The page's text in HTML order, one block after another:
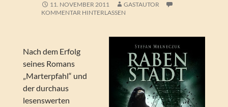
11. NOVEMBER 2011
GASTAUTOR
KOMMENTAR HINTERLASSEN
Nach dem Erfolg
seines Romans
„Marterpfahl“ und
der durchaus
lesenswerten